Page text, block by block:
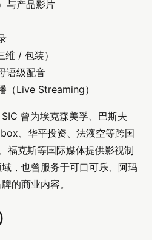
与产品影片
/ 包装）
语级配音
（Live Streaming）
曾为埃克森美孚、巴斯夫
、华平投资、法液空等跨国
福克斯等国际媒体提供影视制
，也曾服务于可口可乐、阿玛
的商业内容。